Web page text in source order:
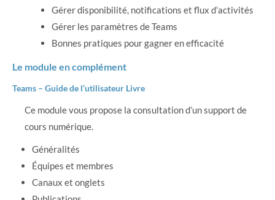
Gérer disponibilité, notifications et flux d’activités
Gérer les paramètres de Teams
Bonnes pratiques pour gagner en efficacité
Le module en complément
Teams – Guide de l’utilisateur Livre
Ce module vous propose la consultation d’un support de
cours numérique.
Généralités
Équipes et membres
Canaux et onglets